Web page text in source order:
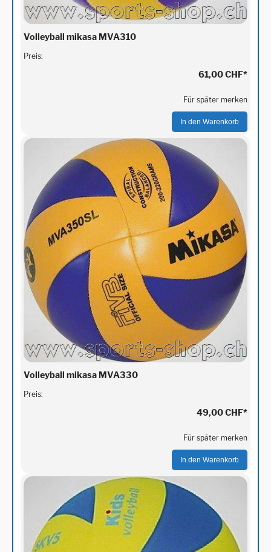
Volleyball mikasa MVA310
Preis:
61,00 CHF*
Für später merken
In den Warenkorb
Volleyball mikasa MVA330
Preis:
49,00 CHF*
Für später merken
In den Warenkorb